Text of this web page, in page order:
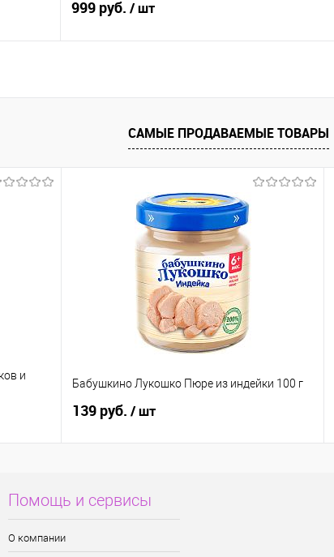
999 руб. / шт
САМЫЕ ПРОДАВАЕМЫЕ ТОВАРЫ
и
Бабушкино Лукошко Пюре из индейки 100 г
139 руб. / шт
Помощь и сервисы
О компании